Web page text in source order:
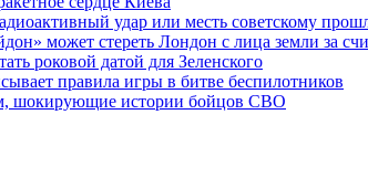
удар или месть советскому
может стереть Лондон с лица земли за
роковой датой для Зеленского
правила игры в битве беспилотников
шокирующие истории бойцов СВО